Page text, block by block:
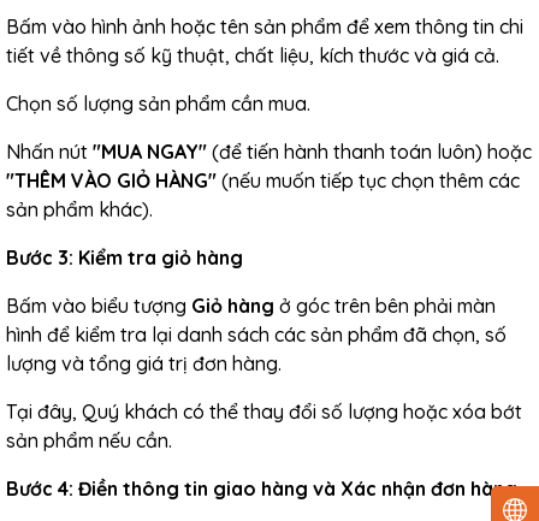
Bấm vào hình ảnh hoặc tên sản phẩm để xem thông tin chi
tiết về thông số kỹ thuật, chất liệu, kích thước và giá cả.
Chọn số lượng sản phẩm cần mua.
Nhấn nút "MUA NGAY" (để tiến hành thanh toán luôn) hoặc
"THÊM VÀO GIỎ HÀNG" (nếu muốn tiếp tục chọn thêm các
sản phẩm khác).
Bước 3: Kiểm tra giỏ hàng
Bấm vào biểu tượng Giỏ hàng ở góc trên bên phải màn
hình để kiểm tra lại danh sách các sản phẩm đã chọn, số
lượng và tổng giá trị đơn hàng.
Tại đây, Quý khách có thể thay đổi số lượng hoặc xóa bớt
sản phẩm nếu cần.
Bước 4: Điền thông tin giao hàng và Xác nhận đơn hàng